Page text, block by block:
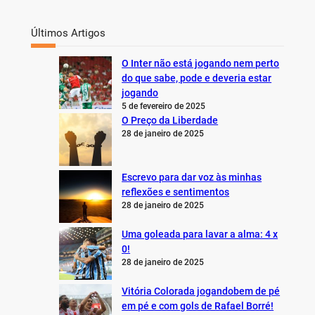
Últimos Artigos
O Inter não está jogando nem perto
do que sabe, pode e deveria estar
jogando
5 de fevereiro de 2025
O Preço da Liberdade
28 de janeiro de 2025
Escrevo para dar voz às minhas
reflexões e sentimentos
28 de janeiro de 2025
Uma goleada para lavar a alma: 4 x
0!
28 de janeiro de 2025
Vitória Colorada jogandobem de pé
em pé e com gols de Rafael Borré!